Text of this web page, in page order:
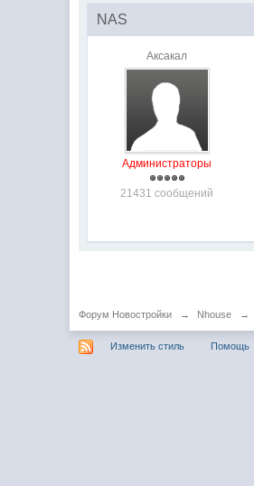
NAS
Аксакал
Администраторы
21431 сообщений
Форум Новостройки → Nhouse →
Изменить стиль Помощь